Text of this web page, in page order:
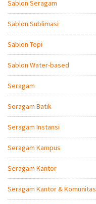
Sablon Seragam
Sablon Sublimasi
Sablon Topi
Sablon Water-based
Seragam
Seragam Batik
Seragam Instansi
Seragam Kampus
Seragam Kantor
Seragam Kantor & Komunitas